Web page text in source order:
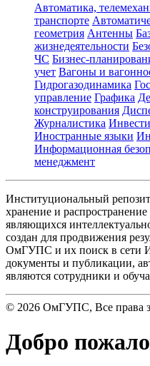
Автоматика,
транспорте
геометрия Антенны
жизнедеятельности
ЧС Бизнес-
учет Вагоны и
Гидрогазодинамика
управление Графика
конструирования
Журналистика
Иностранные языки
Информационная
менеджмент
Институциональный
хранение и
являющихся
создан для продвижения
ОмГУПС и их поиск в сети
документы и публикации,
являются сотрудники и
© 2026 ОмГУПС, Все
Добро